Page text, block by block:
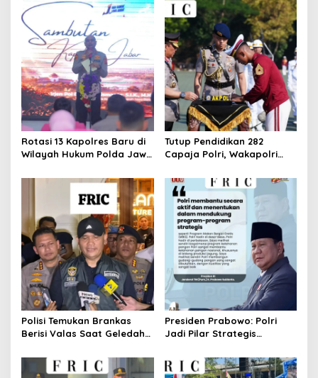
Rotasi 13 Kapolres Baru di
Wilayah Hukum Polda Jawa
Ini Merupakan Bagian Dari
Dinamika Organisasi.
Tutup Pendidikan 282
Capaja Polri, Wakapolri
Polisi Temukan Brankas
Berisi Valas Saat Geledah
Presiden Prabowo: Polri
Jadi Pilar Strategis
Bergizi Gratis dan
Pembangunan Nasional